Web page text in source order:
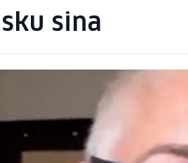
sina